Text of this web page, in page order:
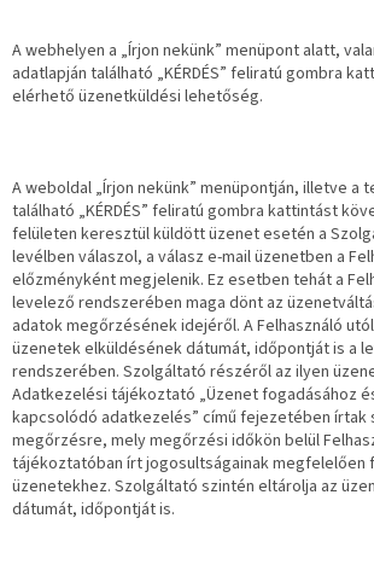
A webhelyen a „Írjon nekünk” menüpont alatt,
adatlapján található „KÉRDÉS” feliratú gombra
elérhető üzenetküldési lehetőség.
A weboldal „Írjon nekünk” menüpontján, illetve a
található „KÉRDÉS” feliratú gombra kattintást
felületen keresztül küldött üzenet esetén a
levélben válaszol, a válasz e-mail üzenetben a
előzményként megjelenik. Ez esetben tehát a
levelező rendszerében maga dönt az
adatok megőrzésének idejéről. A Felhasználó
üzenetek elküldésének dátumát, időpontját is a
rendszerében. Szolgáltató részéről az ilyen
Adatkezelési tájékoztató „Üzenet fogadásához
kapcsolódó adatkezelés” című fejezetében írtak
megőrzésre, mely megőrzési időkön belül
tájékoztatóban írt jogosultságainak megfelelően
üzenetekhez. Szolgáltató szintén eltárolja az
dátumát, időpontját is.